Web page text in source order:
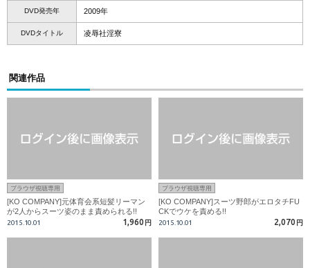
DVD発売年 2009年
DVDタイトル 凌辱社淫寮
関連作品
ブラウザ視聴専用
[KO COMPANY]元体育会系短髪リーマン
が2人からスーツ姿のまま責められる!!
2015.10.01 1,960 円
ブラウザ視聴専用
[KO COMPANY]スーツ野郎がエロタチFU
CKでウケを責める!!
2015.10.01 2,070 円